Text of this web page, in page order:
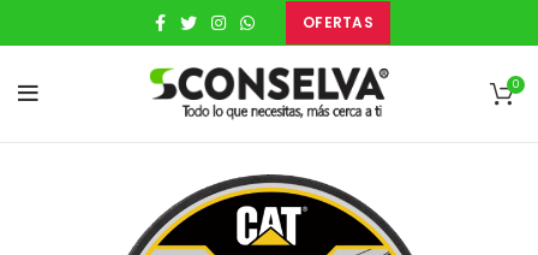
OFERTAS
0